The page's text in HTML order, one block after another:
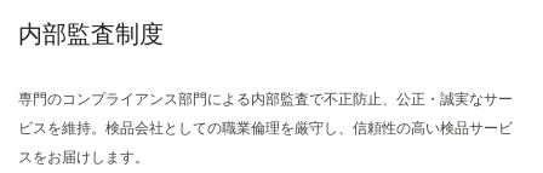
内部監査制度
専門のコンプライアンス部門による内部監査で不正防止、公正・誠実なサー
ビスを維持。検品会社としての職業倫理を厳守し、信頼性の高い検品サービ
スをお届けします。